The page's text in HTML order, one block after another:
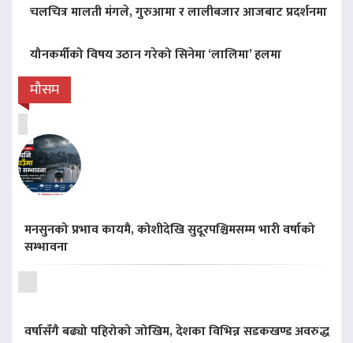
चलचित्र मालती मंगले, गुरुआमा र लालीबजार आजबाट प्रदर्शनमा
यौनकर्मीको विषय उठान गरेको सिनेमा ‘लालिमा’ हलमा
मौसम
मनसुनको प्रभाव कायमै, कोशीदेखि सुदूरपश्चिमसम्म भारी वर्षाको
सम्भावना
वर्षासँगै बढ्यो पहिरोको जोखिम, देशका विभिन्न सडकखण्ड अवरुद्ध